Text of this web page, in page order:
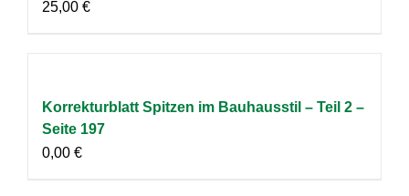
25,00 €
Korrekturblatt Spitzen im Bauhausstil – Teil 2 –
Seite 197
0,00 €